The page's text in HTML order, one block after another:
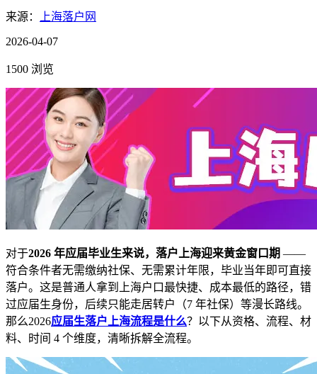
来源： 上海落户网
2026-04-07
1500 浏览
对于2026 年应届毕业生来说，落户上海迎来黄金窗口期 ——
符合条件者无需缴纳社保、无需累计年限，毕业当年即可直接
落户。这是普通人拿到上海户口最快捷、成本最低的路径，错
过应届生身份，后续只能走居转户（7 年社保）等漫长路线。
那么2026应届生落户上海流程是什么？以下从资格、流程、材
料、时间 4 个维度，清晰拆解全流程。